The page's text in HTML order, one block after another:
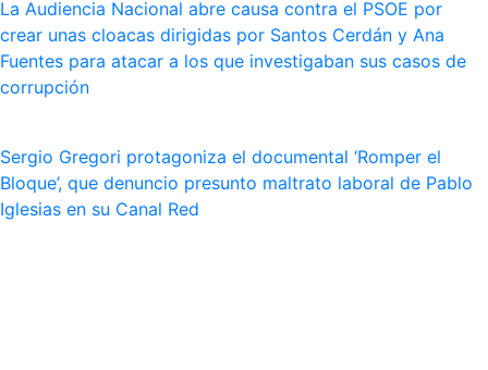
La Audiencia Nacional abre causa contra el PSOE por
crear unas cloacas dirigidas por Santos Cerdán y Ana
Fuentes para atacar a los que investigaban sus casos de
corrupción
Sergio Gregori protagoniza el documental ‘Romper el
Bloque’, que denuncio presunto maltrato laboral de Pablo
Iglesias en su Canal Red